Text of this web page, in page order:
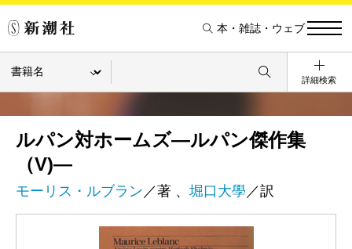
本・雑誌・ウェブ
詳細検索
ルパン対ホームズ―ルパン傑作集
（V)―
モーリス・ルブラン ／著 、 堀口大學 ／訳